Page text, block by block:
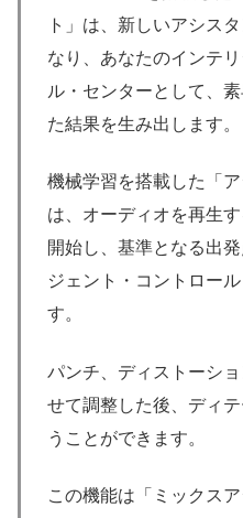
ト」は、新しいアシス
なり、あなたのインテ
ル・センターとして、
た結果を生み出します。
機械学習を搭載した「ア
は、オーディオを再生
開始し、基準となる出
ジェント・コントロー
す。
パンチ、ディストーシ
せて調整した後、ディ
うことができます。
この機能は「ミックス